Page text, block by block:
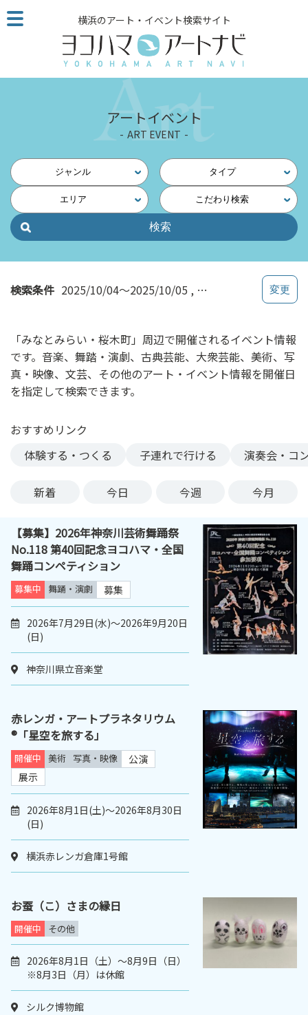
こ
の
ジ
読
他
ペ
の
横浜のアート・イベント検索サイト
アートイベント
ART EVENT
ジャンル タイプ
エリア こだわり検索
検索条件 2025/10/04～2025/10/05 みなとみらい・桜木
「みなとみらい・桜木町」周辺で開催されるイベント情報
です。音楽、舞踏・演劇、古典芸能、大衆芸能、美術、写
真・映像、文芸、その他のアート・イベント情報を開催日
を指定して検索できます。
おすすめリンク
体験する・つくる
子連れで行ける 演奏会・コ
新着 今日 今週 今月
【募集】2026年神奈川芸術舞踊祭
No.118 第40回記念ヨコハマ・全国
舞踊コンペティション
募集中 舞踊・演劇 募集
2026年7月29日(水)～2026年9月20日
(日)
神奈川県立音楽堂
赤レンガ・アートプラネタリウム
®「星空を旅する」
開催中 美術 写真・映像
公演
展示
2026年8月1日(土)～2026年8月30日
(日)
横浜赤レンガ倉庫1号館
お蚕（こ）さまの縁日
開催中 その他
2026年8月1日（土）～8月9日（日）
※8月3日（月）は休館
シルク博物館